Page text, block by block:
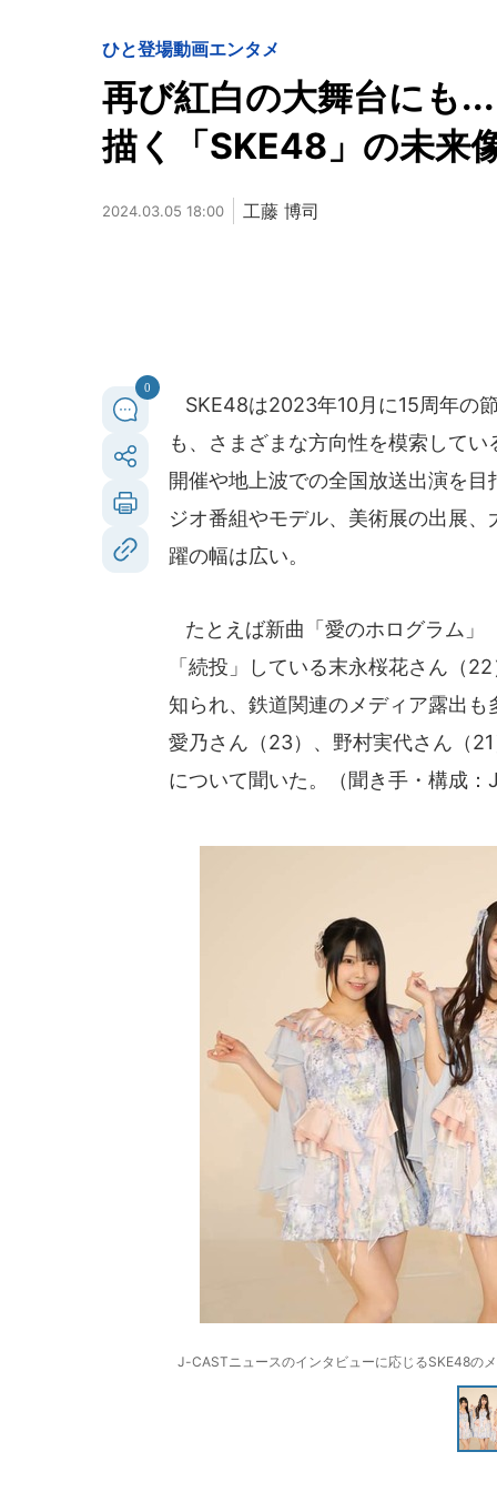
ひと登場動画エンタメ
再び紅白の大舞台にも
描く「SKE48」の未来
2024.03.05 18:00 工藤 博司
0
SKE48は2023年10月に15周年の
も、さまざまな方向性を模索して
開催や地上波での全国放送出演を
ジオ番組やモデル、美術展の出展
躍の幅は広い。
たとえば新曲「愛のホログラム」
「続投」している末永桜花さん（
知られ、鉄道関連のメディア露出も
愛乃さん（23）、野村実代さん（
について聞いた。（聞き手・構成
J-CASTニュースのインタビューに応じるSKE48の